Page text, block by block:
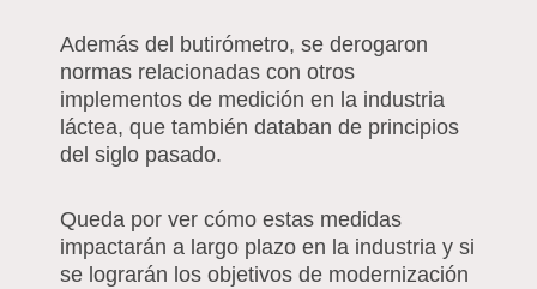
Además del butirómetro, se derogaron
normas relacionadas con otros
implementos de medición en la industria
láctea, que también databan de principios
del siglo pasado.
Queda por ver cómo estas medidas
impactarán a largo plazo en la industria y si
se lograrán los objetivos de modernización